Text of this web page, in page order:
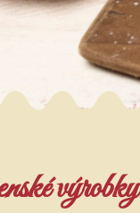
výrobky